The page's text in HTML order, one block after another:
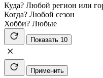
Куда? Любой регион или
Когда? Любой сезон
Хобби? Любые
Показать 10
Применить